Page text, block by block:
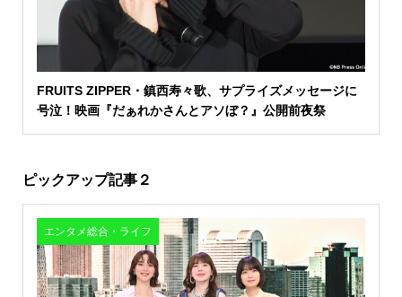
FRUITS ZIPPER・鎮西寿々歌、サプライズメッセージに
号泣！映画『だぁれかさんとアソぼ？』公開前夜祭
ピックアップ記事２
エンタメ総合・ライフ